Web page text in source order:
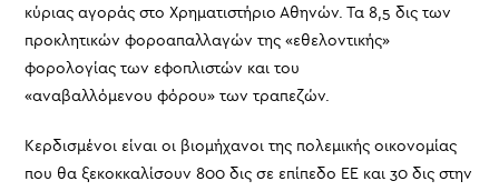
κύριας αγοράς στο Χρηματιστήριο Αθηνών. Τα 8,5 δις των
προκλητικών φοροαπαλλαγών της «εθελοντικής»
φορολογίας των εφοπλιστών και του
«αναβαλλόμενου φόρου» των τραπεζών.
Κερδισμένοι είναι οι βιομήχανοι της πολεμικής οικονομίας
που θα ξεκοκκαλίσουν 800 δις σε επίπεδο ΕΕ και 30 δις στην